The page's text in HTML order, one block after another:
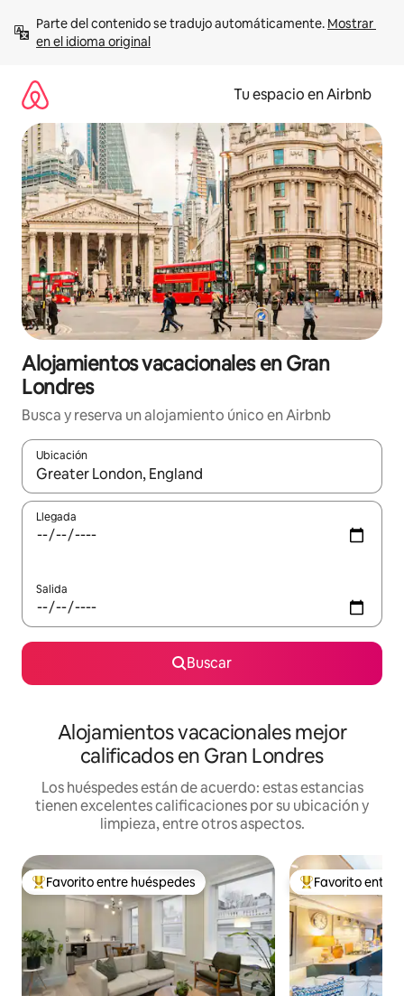
contenido
Parte del contenido se tradujo automáticamente. Mostrar
en el idioma original
Tu espacio en Airbnb
Alojamientos vacacionales en Gran
Londres
Busca y reserva un alojamiento único en Airbnb
Ubicación
Cuando los resultados estén disponibles, podrás navegar
Llegada
Salida
Buscar
Alojamientos vacacionales mejor
calificados en Gran Londres
Los huéspedes están de acuerdo: estas estancias
tienen excelentes calificaciones por su ubicación y
limpieza, entre otros aspectos.
De los mejores en Favorito entre huéspedes
Favorito entre huéspedes De los mejores
Favorito entre